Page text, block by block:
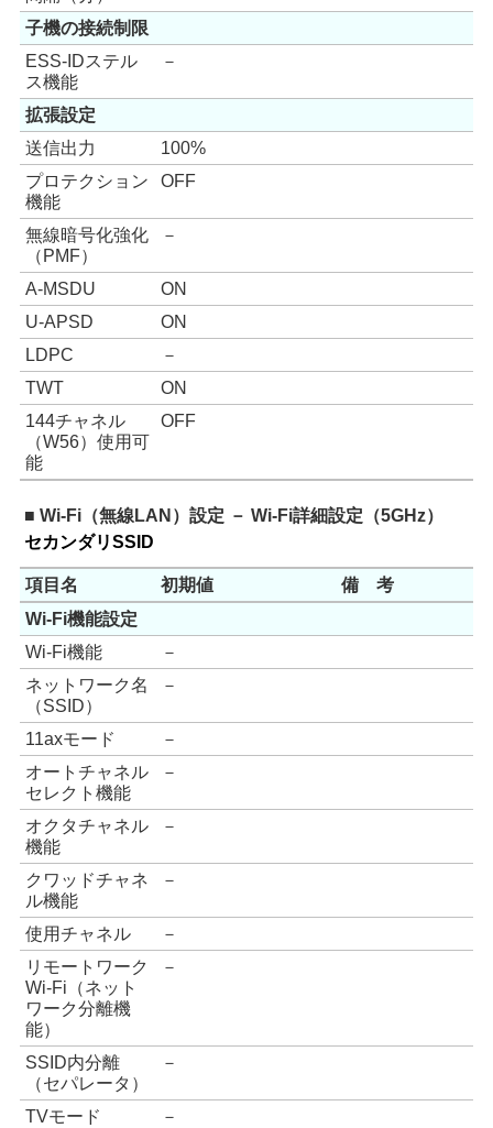
子機の接続制限
ESS-IDステル
ス機能
－
拡張設定
送信出力
100%
プロテクション
機能
OFF
無線暗号化強化
（PMF）
－
A-MSDU
ON
U-APSD
ON
LDPC
－
TWT
ON
144チャネル
（W56）使用可
能
OFF
■ Wi-Fi（無線LAN）設定 － Wi-Fi詳細設定（5GHz）
セカンダリSSID
項目名 初期値
備 考
Wi-Fi機能設定
Wi-Fi機能
－
ネットワーク名
（SSID）
－
11axモード
－
オートチャネル
セレクト機能
－
オクタチャネル
機能
－
クワッドチャネ
ル機能
－
使用チャネル
－
リモートワーク
Wi-Fi（ネット
ワーク分離機
能）
－
SSID内分離
（セパレータ）
－
TVモード
－